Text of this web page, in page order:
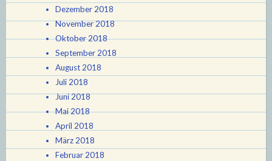
Dezember 2018
November 2018
Oktober 2018
September 2018
August 2018
Juli 2018
Juni 2018
Mai 2018
April 2018
März 2018
Februar 2018